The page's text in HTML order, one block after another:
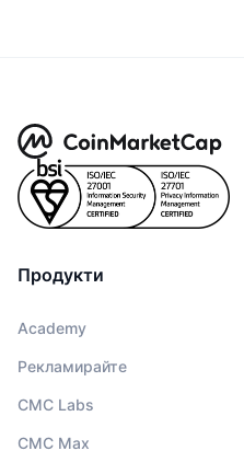
Продукти
Academy
Рекламирайте
CMC Labs
CMC Max